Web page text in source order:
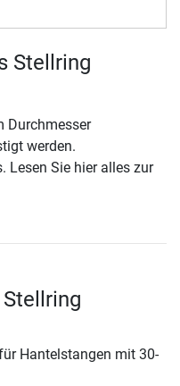
Stellring
Durchmesser
werden.
Lesen Sie hier alles zur
Hantelstangen mit 30-